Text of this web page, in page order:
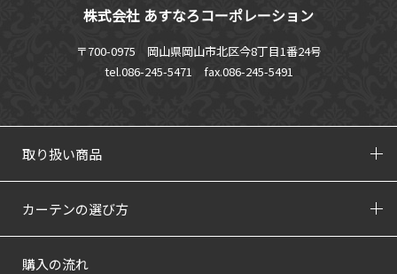
株式会社 あすなろコーポレーション
〒700-0975 岡山県岡山市北区今8丁目1番24号
tel.086-245-5471
fax.086-245-5491
取り扱い商品
カーテンの選び方
購入の流れ